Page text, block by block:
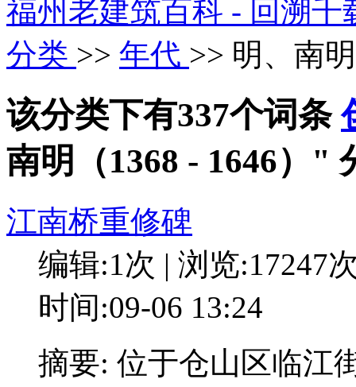
福州老建筑百科 - 回溯
分类 >> 年代 >> 明、南
该分类下有337个词条
南明（1368 - 1646）"
江南桥重修碑
编辑:1次 | 浏览:17247
时间:09-06 13:24
摘要: 位于仓山区临江